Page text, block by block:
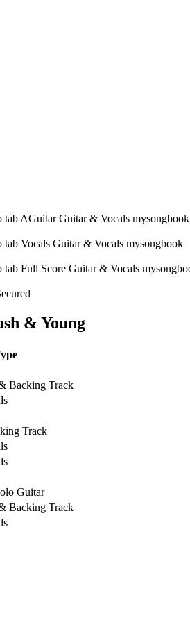
& Young
Backing Track
Track
Guitar
Backing Track